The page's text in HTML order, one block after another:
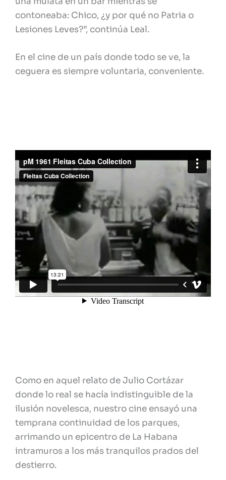
contoneaba: Chico, ¿y por qué no Patria o
Lesiones Leves?”, continúa Leal.
En el cine de un país donde todo se ve, la
ceguera es siempre voluntaria, conveniente.
Como en aquel relato de Julio Cortázar
donde lo real se hacía indistinguible de la
ilusión novelesca, nuestro cine ensayó una
temprana continuidad de los parques,
arrimando un epicentro de La Habana
intramuros a los más tranquilos prados del
destierro.